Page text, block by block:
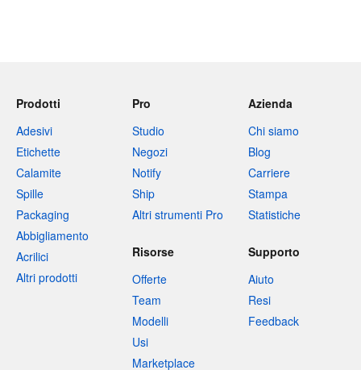
Prodotti
Adesivi
Etichette
Calamite
Spille
Packaging
Abbigliamento
Acrilici
Altri prodotti
Pro
Studio
Negozi
Notify
Ship
Altri strumenti Pro
Azienda
Chi siamo
Blog
Carriere
Stampa
Statistiche
Risorse
Offerte
Team
Modelli
Usi
Marketplace
Supporto
Aiuto
Resi
Feedback